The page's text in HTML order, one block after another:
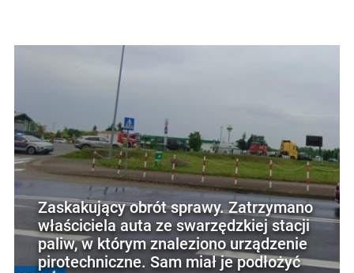
Zaskakujący obrót sprawy. Zatrzymano
właściciela auta ze swarzędzkiej stacji
paliw, w którym znaleziono urządzenie
pirotechniczne. Sam miał je podłożyć